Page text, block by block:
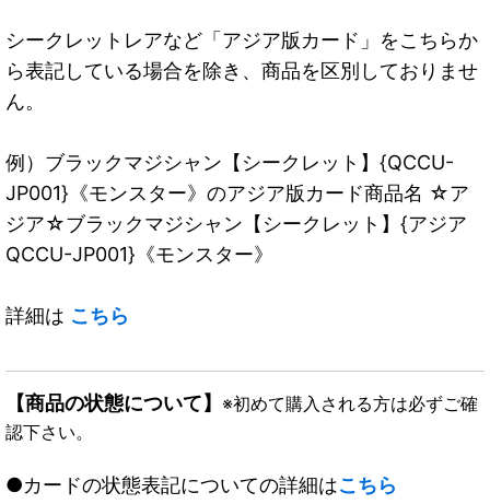
シークレットレアなど「アジア版カード」をこちらか
ら表記している場合を除き、商品を区別しておりませ
ん。
例）ブラックマジシャン【シークレット】{QCCU-
JP001}《モンスター》のアジア版カード商品名 ☆ア
ジア☆ブラックマジシャン【シークレット】{アジア
QCCU-JP001}《モンスター》
詳細は こちら
【商品の状態について】 ※初めて購入される方は必ずご確
認下さい。
●カードの状態表記についての詳細はこちら